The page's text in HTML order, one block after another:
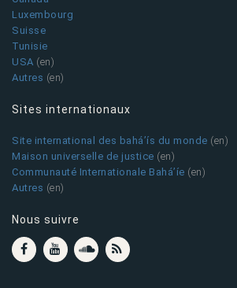
Luxembourg
Suisse
Tunisie
USA (en)
Autres (en)
Sites internationaux
Site international des bahá’ís du monde (en)
Maison universelle de justice (en)
Communauté Internationale Bahá’íe (en)
Autres (en)
Nous suivre